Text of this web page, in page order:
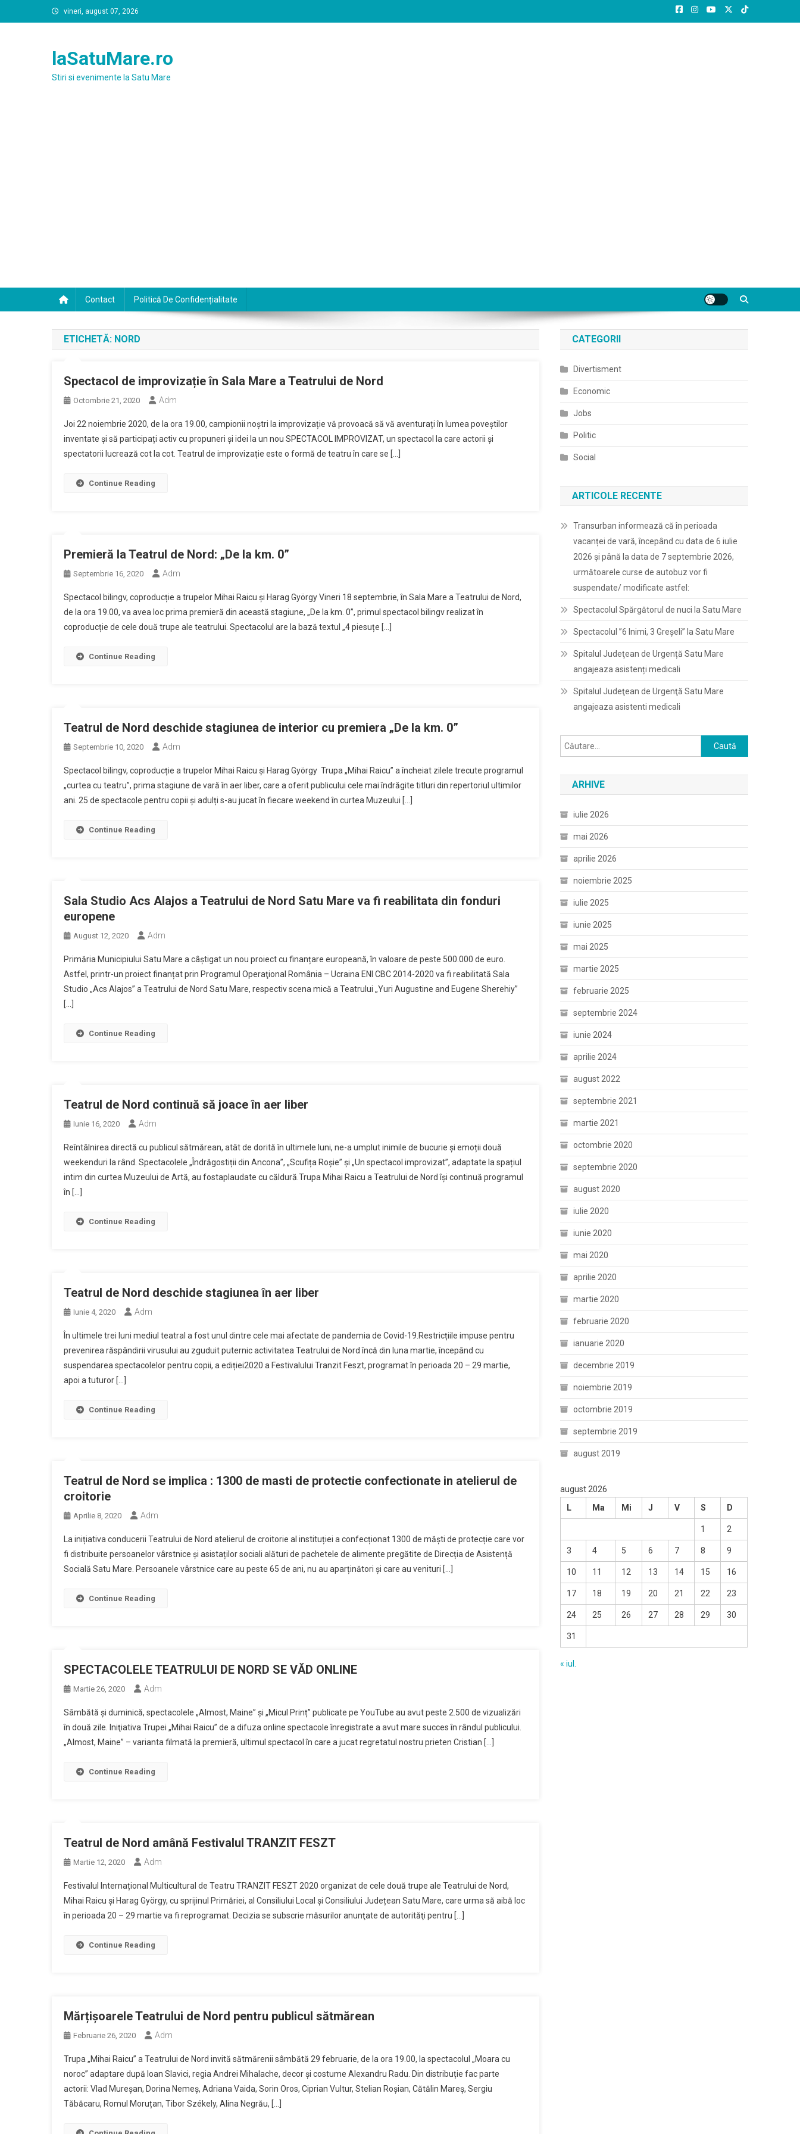
to
vineri, august 07, 2026
laSatuMare.ro
Stiri si evenimente la Satu Mare
Contact Politică De Confidențialitate
ETICHETĂ: NORD
Spectacol de improvizație în Sala Mare a Teatrului de Nord
Octombrie 21, 2020 Adm
Joi 22 noiembrie 2020, de la ora 19.00, campionii noștri la improvizație vă provoacă să vă aventurați în lumea poveștilor
inventate și să participați activ cu propuneri și idei la un nou SPECTACOL IMPROVIZAT, un spectacol la care actorii și
spectatorii lucrează cot la cot. Teatrul de improvizație este o formă de teatru în care se […]
Continue Reading
Premieră la Teatrul de Nord: „De la km. 0”
Septembrie 16, 2020 Adm
Spectacol bilingv, coproducție a trupelor Mihai Raicu și Harag György Vineri 18 septembrie, în Sala Mare a Teatrului de Nord,
de la ora 19.00, va avea loc prima premieră din această stagiune, „De la km. 0”, primul spectacol bilingv realizat în
coproducție de cele două trupe ale teatrului. Spectacolul are la bază textul „4 piesuțe […]
Continue Reading
Teatrul de Nord deschide stagiunea de interior cu premiera „De la km. 0”
Septembrie 10, 2020 Adm
Spectacol bilingv, coproducție a trupelor Mihai Raicu și Harag György Trupa „Mihai Raicu” a încheiat zilele trecute programul
„curtea cu teatru”, prima stagiune de vară în aer liber, care a oferit publicului cele mai îndrăgite titluri din repertoriul ultimilor
ani. 25 de spectacole pentru copii și adulți s-au jucat în fiecare weekend în curtea Muzeului […]
Continue Reading
Sala Studio Acs Alajos a Teatrului de Nord Satu Mare va fi reabilitata din fonduri
europene
August 12, 2020 Adm
Primăria Municipiului Satu Mare a câștigat un nou proiect cu finanțare europeană, în valoare de peste 500.000 de euro.
Astfel, printr-un proiect finanțat prin Programul Operaţional România – Ucraina ENI CBC 2014-2020 va fi reabilitată Sala
Studio „Acs Alajos” a Teatrului de Nord Satu Mare, respectiv scena mică a Teatrului „Yuri Augustine and Eugene Sherehiy”
[…]
Continue Reading
Teatrul de Nord continuă să joace în aer liber
Iunie 16, 2020 Adm
Reîntâlnirea directă cu publicul sătmărean, atât de dorită în ultimele luni, ne-a umplut inimile de bucurie și emoții două
weekenduri la rând. Spectacolele „Îndrăgostiții din Ancona”, „Scufița Roșie” și „Un spectacol improvizat”, adaptate la spațiul
intim din curtea Muzeului de Artă, au fostaplaudate cu căldură.Trupa Mihai Raicu a Teatrului de Nord îşi continuă programul
în […]
Continue Reading
Teatrul de Nord deschide stagiunea în aer liber
Iunie 4, 2020 Adm
În ultimele trei luni mediul teatral a fost unul dintre cele mai afectate de pandemia de Covid-19.Restricțiile impuse pentru
prevenirea răspândirii virusului au zguduit puternic activitatea Teatrului de Nord încă din luna martie, începând cu
suspendarea spectacolelor pentru copii, a ediției2020 a Festivalului Tranzit Feszt, programat în perioada 20 – 29 martie,
apoi a tuturor […]
Continue Reading
Teatrul de Nord se implica : 1300 de masti de protectie confectionate in atelierul de
croitorie
Aprilie 8, 2020 Adm
La inițiativa conducerii Teatrului de Nord atelierul de croitorie al instituției a confecționat 1300 de măști de protecție care vor
fi distribuite persoanelor vârstnice și asistaților sociali alături de pachetele de alimente pregătite de Direcția de Asistență
Socială Satu Mare. Persoanele vârstnice care au peste 65 de ani, nu au aparținători și care au venituri […]
Continue Reading
SPECTACOLELE TEATRULUI DE NORD SE VĂD ONLINE
Martie 26, 2020 Adm
Sâmbătă și duminică, spectacolele „Almost, Maine” și „Micul Prinț” publicate pe YouTube au avut peste 2.500 de vizualizări
în două zile. Iniţiativa Trupei „Mihai Raicu” de a difuza online spectacole înregistrate a avut mare succes în rândul publicului.
„Almost, Maine” – varianta filmată la premieră, ultimul spectacol în care a jucat regretatul nostru prieten Cristian […]
Continue Reading
Teatrul de Nord amână Festivalul TRANZIT FESZT
Martie 12, 2020 Adm
Festivalul Internațional Multicultural de Teatru TRANZIT FESZT 2020 organizat de cele două trupe ale Teatrului de Nord,
Mihai Raicu și Harag György, cu sprijinul Primăriei, al Consiliului Local și Consiliului Județean Satu Mare, care urma să aibă loc
în perioada 20 – 29 martie va fi reprogramat. Decizia se subscrie măsurilor anunţate de autorităţi pentru […]
Continue Reading
Mărțișoarele Teatrului de Nord pentru publicul sătmărean
Februarie 26, 2020 Adm
Trupa „Mihai Raicu” a Teatrului de Nord invită sătmărenii sâmbătă 29 februarie, de la ora 19.00, la spectacolul „Moara cu
noroc” adaptare după Ioan Slavici, regia Andrei Mihalache, decor și costume Alexandru Radu. Din distribuție fac parte
actorii: Vlad Mureşan, Dorina Nemeş, Adriana Vaida, Sorin Oros, Ciprian Vultur, Stelian Roşian, Cătălin Mareș, Sergiu
Tăbăcaru, Romul Moruțan, Tibor Székely, Alina Negrău, […]
CATEGORII
Divertisment
Economic
Jobs
Politic
Social
ARTICOLE RECENTE
Transurban informează că în perioada
vacanței de vară, începând cu data de 6 iulie
2026 și până la data de 7 septembrie 2026,
următoarele curse de autobuz vor fi
suspendate/ modificate astfel:
Spectacolul Spărgătorul de nuci la Satu Mare
Spectacolul ”6 Inimi, 3 Greșeli” la Satu Mare
Spitalul Judeţean de Urgență Satu Mare
angajeaza asistenți medicali
Spitalul Judeţean de Urgenţă Satu Mare
angajeaza asistenti medicali
Caută
după:
ARHIVE
iulie 2026
mai 2026
aprilie 2026
noiembrie 2025
iulie 2025
iunie 2025
mai 2025
martie 2025
februarie 2025
septembrie 2024
iunie 2024
aprilie 2024
august 2022
septembrie 2021
martie 2021
octombrie 2020
septembrie 2020
august 2020
iulie 2020
iunie 2020
mai 2020
aprilie 2020
martie 2020
februarie 2020
ianuarie 2020
decembrie 2019
noiembrie 2019
octombrie 2019
septembrie 2019
august 2019
august 2026
L
Ma Mi J V S D
1 2
3 4 5 6 7 8 9
10 11 12 13 14 15 16
17 18 19 20 21 22 23
24 25 26 27 28 29 30
31
« iul.